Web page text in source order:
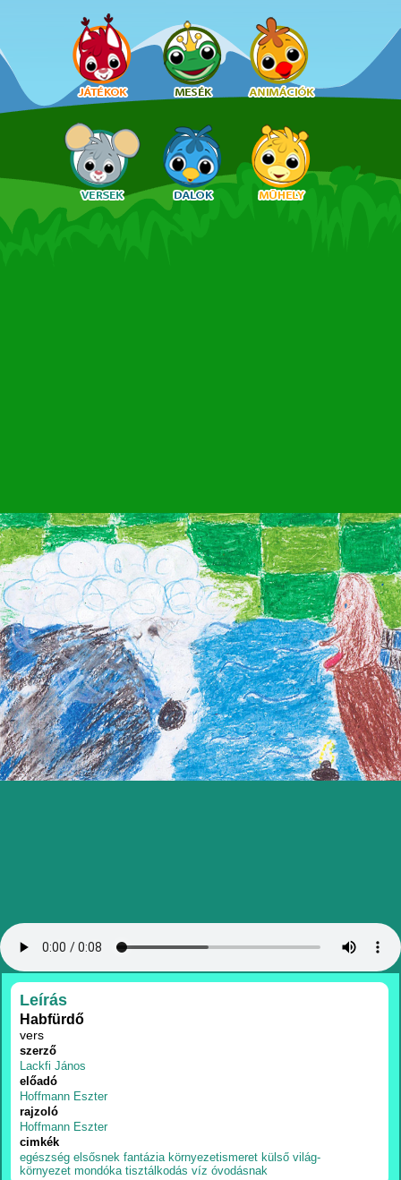
RÉSZLETEK
Leírás
Habfürdő
vers
szerző
Lackfi János
előadó
Hoffmann Eszter
rajzoló
Hoffmann Eszter
cimkék
egészség elsősnek fantázia környezetismeret külső világ-
környezet mondóka tisztálkodás víz óvodásnak